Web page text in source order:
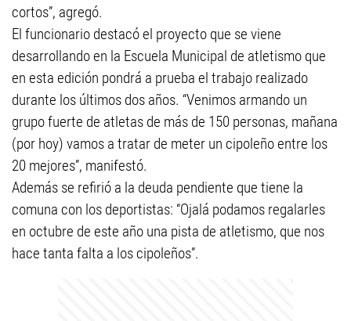
cortos”, agregó.
El funcionario destacó el proyecto que se viene
desarrollando en la Escuela Municipal de atletismo que
en esta edición pondrá a prueba el trabajo realizado
durante los últimos dos años. “Venimos armando un
grupo fuerte de atletas de más de 150 personas, mañana
(por hoy) vamos a tratar de meter un cipoleño entre los
20 mejores”, manifestó.
Además se refirió a la deuda pendiente que tiene la
comuna con los deportistas: “Ojalá podamos regalarles
en octubre de este año una pista de atletismo, que nos
hace tanta falta a los cipoleños”.